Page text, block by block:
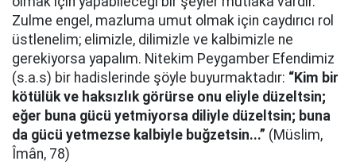
Zulme engel, mazluma umut olmak için caydırıcı rol
üstlenelim; elimizle, dilimizle ve kalbimizle ne
gerekiyorsa yapalım. Nitekim Peygamber Efendimiz
(s.a.s) bir hadislerinde şöyle buyurmaktadır: “Kim bir
kötülük ve haksızlık görürse onu eliyle düzeltsin;
eğer buna gücü yetmiyorsa diliyle düzeltsin; buna
da gücü yetmezse kalbiyle buğzetsin...” (Müslim,
Îmân, 78)